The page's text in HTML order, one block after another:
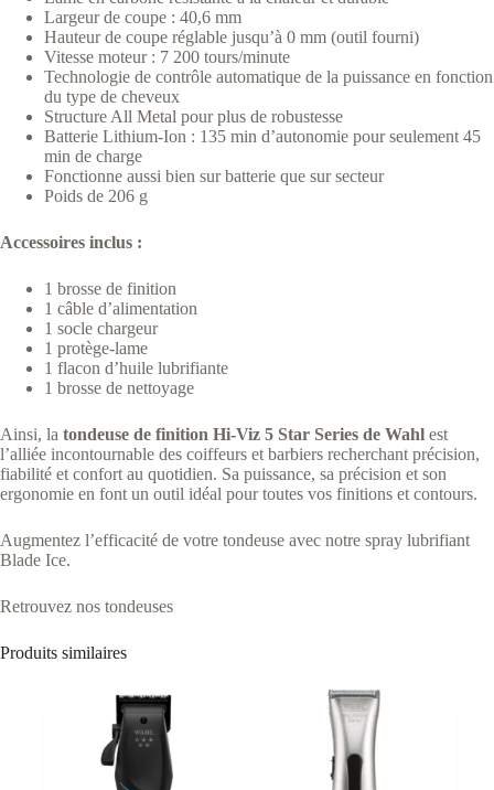
Largeur de coupe : 40,6 mm
Hauteur de coupe réglable jusqu’à 0 mm (outil fourni)
Vitesse moteur : 7 200 tours/minute
Technologie de contrôle automatique de la puissance en fonction
du type de cheveux
Structure All Metal pour plus de robustesse
Batterie Lithium-Ion : 135 min d’autonomie pour seulement 45
min de charge
Fonctionne aussi bien sur batterie que sur secteur
Poids de 206 g
Accessoires inclus :
1 brosse de finition
1 câble d’alimentation
1 socle chargeur
1 protège-lame
1 flacon d’huile lubrifiante
1 brosse de nettoyage
Ainsi, la tondeuse de finition Hi-Viz 5 Star Series de Wahl est
l’alliée incontournable des coiffeurs et barbiers recherchant précision,
fiabilité et confort au quotidien. Sa puissance, sa précision et son
ergonomie en font un outil idéal pour toutes vos finitions et contours.
Augmentez l’efficacité de votre tondeuse avec notre spray lubrifiant
Blade Ice.
Retrouvez nos tondeuses
Produits similaires